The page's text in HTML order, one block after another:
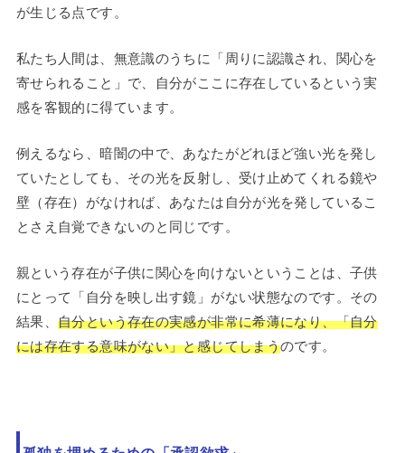
が生じる点です。
私たち人間は、無意識のうちに「周りに認識され、関心を
寄せられること」で、自分がここに存在しているという実
感を客観的に得ています。
例えるなら、暗闇の中で、あなたがどれほど強い光を発し
ていたとしても、その光を反射し、受け止めてくれる鏡や
壁（存在）がなければ、あなたは自分が光を発しているこ
とさえ自覚できないのと同じです。
親という存在が子供に関心を向けないということは、子供
にとって「自分を映し出す鏡」がない状態なのです。その
結果、自分という存在の実感が非常に希薄になり、「自分
には存在する意味がない」と感じてしまうのです。